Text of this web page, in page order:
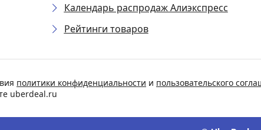
Календарь распродаж Алиэкспресс
Рейтинги товаров
политики конфиденциальности и пользовательского
uberdeal.ru